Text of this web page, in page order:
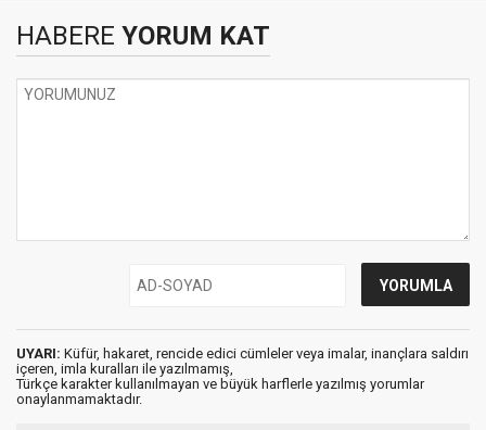
HABERE YORUM KAT
UYARI: Küfür, hakaret, rencide edici cümleler veya imalar, inançlara saldırı
içeren, imla kuralları ile yazılmamış,
Türkçe karakter kullanılmayan ve büyük harflerle yazılmış yorumlar
onaylanmamaktadır.